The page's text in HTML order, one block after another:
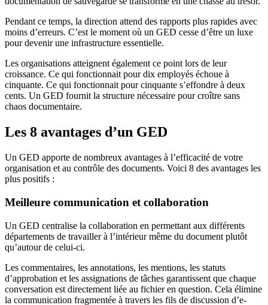
Pendant ce temps, la direction attend des rapports plus rapides avec
moins d’erreurs. C’est le moment où un GED cesse d’être un luxe
pour devenir une infrastructure essentielle.
Les organisations atteignent également ce point lors de leur
croissance. Ce qui fonctionnait pour dix employés échoue à
cinquante. Ce qui fonctionnait pour cinquante s’effondre à deux
cents. Un GED fournit la structure nécessaire pour croître sans
chaos documentaire.
Les 8 avantages d’un GED
Un GED apporte de nombreux avantages à l’efficacité de votre
organisation et au contrôle des documents. Voici 8 des avantages les
plus positifs :
Meilleure communication et collaboration
Un GED centralise la collaboration en permettant aux différents
départements de travailler à l’intérieur même du document plutôt
qu’autour de celui-ci.
Les commentaires, les annotations, les mentions, les statuts
d’approbation et les assignations de tâches garantissent que chaque
conversation est directement liée au fichier en question. Cela élimine
la communication fragmentée à travers les fils de discussion d’e-